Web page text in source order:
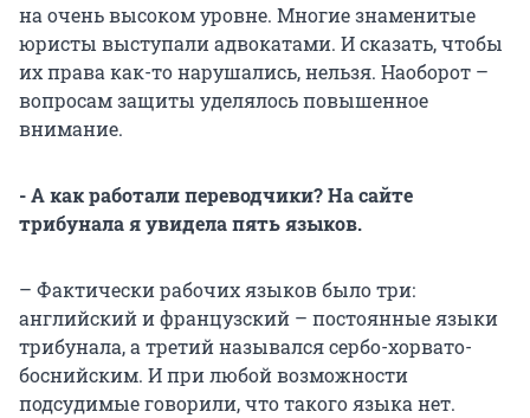
на очень высоком уровне. Многие знаменитые
юристы выступали адвокатами. И сказать, чтобы
их права как-то нарушались, нельзя. Наоборот –
вопросам защиты уделялось повышенное
внимание.
- А как работали переводчики? На сайте
трибунала я увидела пять языков.
– Фактически рабочих языков было три:
английский и французский – постоянные языки
трибунала, а третий назывался сербо-хорвато-
боснийским. И при любой возможности
подсудимые говорили, что такого языка нет.